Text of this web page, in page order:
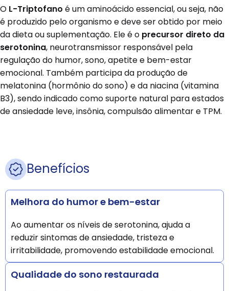
O L-Triptofano é um aminoácido essencial, ou seja, não
é produzido pelo organismo e deve ser obtido por meio
da dieta ou suplementação. Ele é o precursor direto da
serotonina, neurotransmissor responsável pela
regulação do humor, sono, apetite e bem-estar
emocional. Também participa da produção de
melatonina (hormônio do sono) e da niacina (vitamina
B3), sendo indicado como suporte natural para estados
de ansiedade leve, insônia, compulsão alimentar e TPM.
Benefícios
Melhora do humor e bem-estar
Ao aumentar os níveis de serotonina, ajuda a
reduzir sintomas de ansiedade, tristeza e
irritabilidade, promovendo estabilidade emocional.
Qualidade do sono restaurada